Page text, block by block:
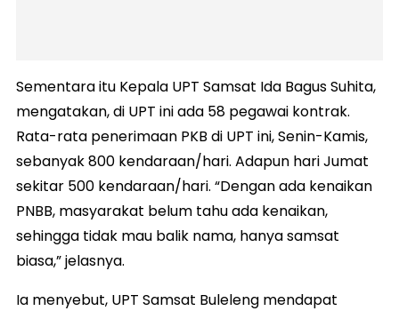
Sementara itu Kepala UPT Samsat Ida Bagus Suhita,
mengatakan, di UPT ini ada 58 pegawai kontrak.
Rata-rata penerimaan PKB di UPT ini, Senin-Kamis,
sebanyak 800 kendaraan/hari. Adapun hari Jumat
sekitar 500 kendaraan/hari. “Dengan ada kenaikan
PNBB, masyarakat belum tahu ada kenaikan,
sehingga tidak mau balik nama, hanya samsat
biasa,” jelasnya.
Ia menyebut, UPT Samsat Buleleng mendapat